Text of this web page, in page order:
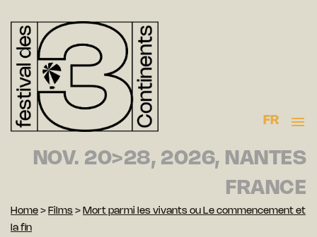
FR
NOV. 20>28, 2026, NANTES
FRANCE
Home > Films > Mort parmi les vivants ou Le commencement et
la fin